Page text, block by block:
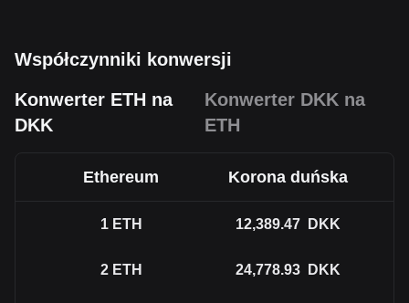
Współczynniki konwersji
Konwerter ETH na
DKK
Konwerter DKK na
ETH
Ethereum Korona duńska
1 ETH 12,389.47 DKK
2 ETH 24,778.93 DKK